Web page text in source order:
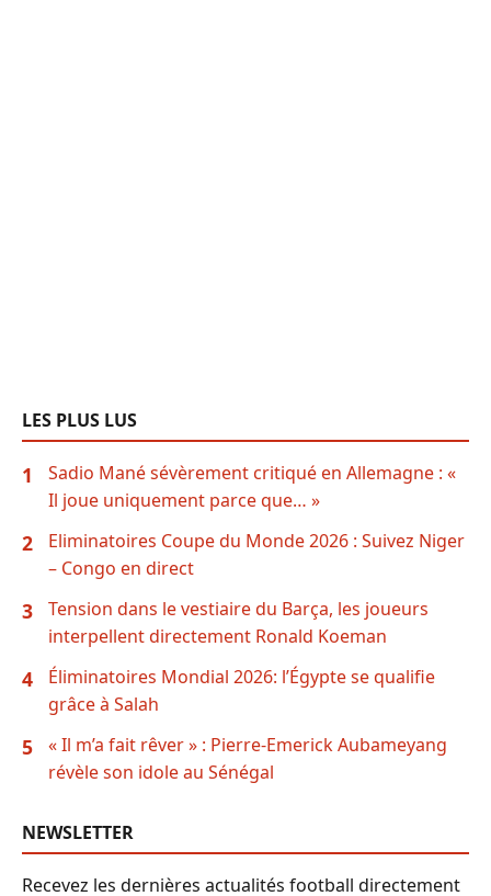
LES PLUS LUS
1
Sadio Mané sévèrement critiqué en Allemagne : «
Il joue uniquement parce que… »
2
Eliminatoires Coupe du Monde 2026 : Suivez Niger
– Congo en direct
3
Tension dans le vestiaire du Barça, les joueurs
interpellent directement Ronald Koeman
4
Éliminatoires Mondial 2026: l’Égypte se qualifie
grâce à Salah
5
« Il m’a fait rêver » : Pierre-Emerick Aubameyang
révèle son idole au Sénégal
NEWSLETTER
Recevez les dernières actualités football directement